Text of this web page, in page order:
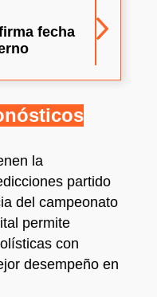
fecha
la
partido
del campeonato
permite
con
desempeño en